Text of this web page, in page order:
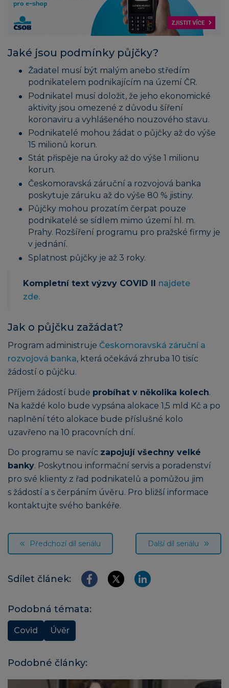
Jaké jsou podmínky půjčky?
Žadatel musí být malým anebo středím
podnikatelem podnikajícím na území ČR.
Podnikatel musí doložit, že jeho ekonomické
aktivity jsou omezené z důvodu šíření
koronaviru a vyhlášeného nouzového stavu.
Podnikatelé mohou žádat o půjčky až do výše
15 milionů korun.
Stát přispěje na úroky až do výše 1 milionu
korun.
Českomoravská záruční a rozvojová banka
poskytuje záruku až do výše 80 % jistiny.
Půjčky mohou prozatím čerpat pouze
podnikatelé se sídlem mimo území hl. m.
Prahy. Rozšíření programu pro pražské firmy je
v jednání.
Splatnost půjčky je až 3 roky.
Kompletní text výzvy COVID II najdete
zde.
Jak o půjčku zažádat?
Program administruje Českomoravská záruční a
rozvojová banka, která očekává zhruba 10 tisíc
žádostí o půjčku.
Příjem žádostí bude probíhat v několika kolech.
Na každé kolo bude vypsána alokace 1,5 mld Kč a po
naplnění této alokace bude příslušné kolo
uzavřeno na 10 pracovních dní.
Do programu se navíc zapojují všechny velké
banky. Poskytnou informační servis a poradenství
pro své klienty z řad podnikatelů a pomůžou jim
s žádostí a s čerpáním úvěru. Pro bližší informace
kontaktujte svého bankéře.
Předchozí díl seriálu Další díl seriálu
Sdílet článek:
Podobná témata:
Covid Úvěr
Podobné články: